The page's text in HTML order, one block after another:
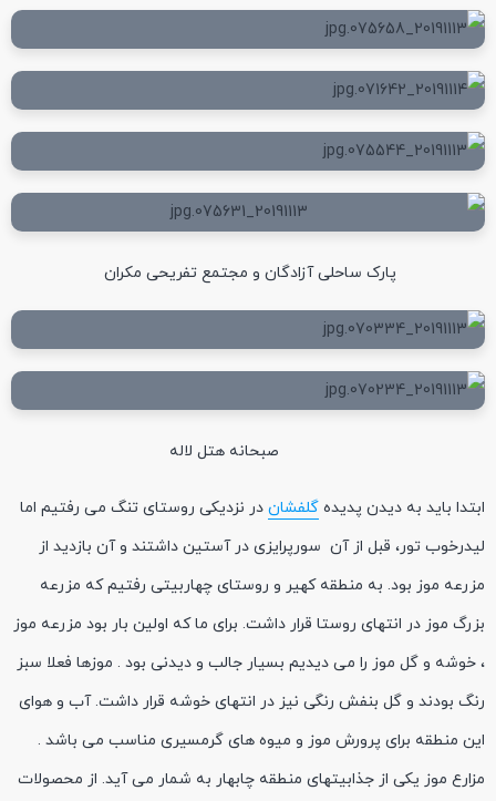
پارک ساحلی آزادگان و مجتمع تفریحی مکران
صبحانه هتل لاله
ابتدا باید به دیدن پدیده گلفشان در نزدیکی روستای تنگ می رفتیم اما
لیدرخوب تور، قبل از آن سورپرایزی در آستین داشتند و آن بازدید از
مزرعه موز بود. به منطقه کهیر و روستای چهاربیتی رفتیم که مزرعه
بزرگ موز در انتهای روستا قرار داشت. برای ما که اولین بار بود مزرعه موز
، خوشه و گل موز را می دیدیم بسیار جالب و دیدنی بود . موزها فعلا سبز
رنگ بودند و گل بنفش رنگی نیز در انتهای خوشه قرار داشت. آب و هوای
این منطقه برای پرورش موز و میوه های گرمسیری مناسب می باشد .
مزارع موز یکی از جذابیتهای منطقه چابهار به شمار می آید. از محصولات